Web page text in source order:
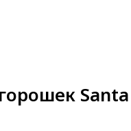
Santa